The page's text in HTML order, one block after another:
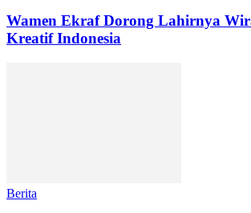
Wamen Ekraf Dorong Lahirnya
Kreatif Indonesia
Berita